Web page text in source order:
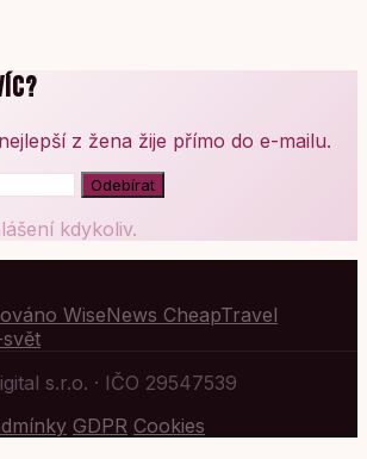
z žena žije přímo do e-mailu.
Odebírat
kdykoliv.
WiseNews CheapTravel
s.r.o. · IČO 29547539
GDPR Cookies